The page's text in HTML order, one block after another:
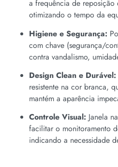
a frequência de reposição
otimizando o tempo da
Higiene e Segurança:
com chave (segurança/
contra vandalismo,
Design Clean e Durável:
resistente na cor branca,
mantém a aparência
Controle Visual: Janela
facilitar o monitoramento
indicando a necessidade